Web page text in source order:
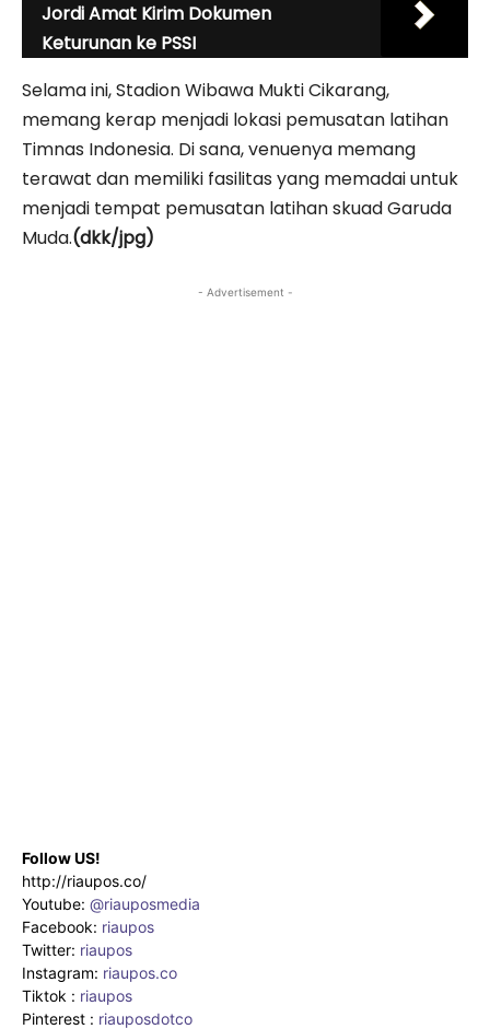
Jordi Amat Kirim Dokumen
Keturunan ke PSSI
Selama ini, Stadion Wibawa Mukti Cikarang,
memang kerap menjadi lokasi pemusatan latihan
Timnas Indonesia. Di sana, venuenya memang
terawat dan memiliki fasilitas yang memadai untuk
menjadi tempat pemusatan latihan skuad Garuda
Muda.(dkk/jpg)
- Advertisement -
Follow US!
http://riaupos.co/
Youtube: @riauposmedia
Facebook: riaupos
Twitter: riaupos
Instagram: riaupos.co
Tiktok : riaupos
Pinterest : riauposdotco